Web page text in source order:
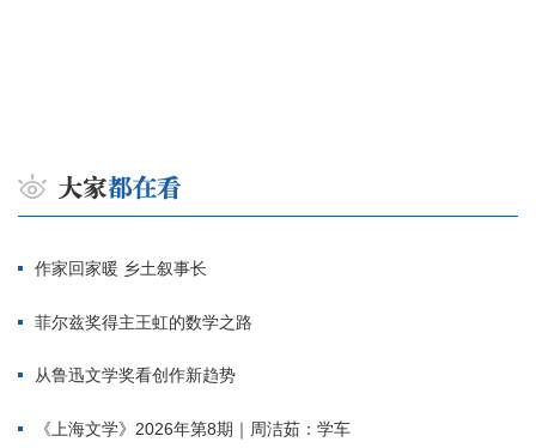
作家回家暖 乡土叙事长
菲尔兹奖得主王虹的数学之路
从鲁迅文学奖看创作新趋势
《上海文学》2026年第8期｜周洁茹：学车